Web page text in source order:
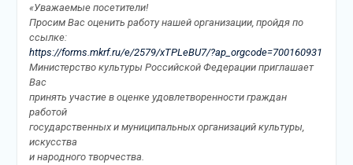
«Уважаемые посетители!
Просим Вас оценить работу нашей организации, пройдя по
ссылке:
https://forms.mkrf.ru/e/2579/xTPLeBU7/?ap_orgcode=700160931
Министерство культуры Российской Федерации приглашает
Вас
принять участие в оценке удовлетворенности граждан
работой
государственных и муниципальных организаций культуры,
искусства
и народного творчества.